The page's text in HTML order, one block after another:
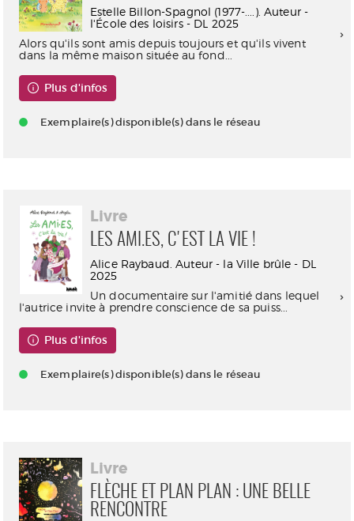
Estelle Billon-Spagnol (1977-....). Auteur -
l'École des loisirs - DL 2025
Alors qu'ils sont amis depuis toujours et qu'ils vivent
dans la même maison située au fond...
Plus d'infos
Exemplaire(s) disponible(s) dans le réseau
Livre
LES AMI.ES, C'EST LA VIE !
Alice Raybaud. Auteur - la Ville brûle - DL
2025
Un documentaire sur l'amitié dans lequel
l'autrice invite à prendre conscience de sa puiss...
Plus d'infos
Exemplaire(s) disponible(s) dans le réseau
Livre
FLÈCHE ET PLAN PLAN : UNE BELLE
RENCONTRE